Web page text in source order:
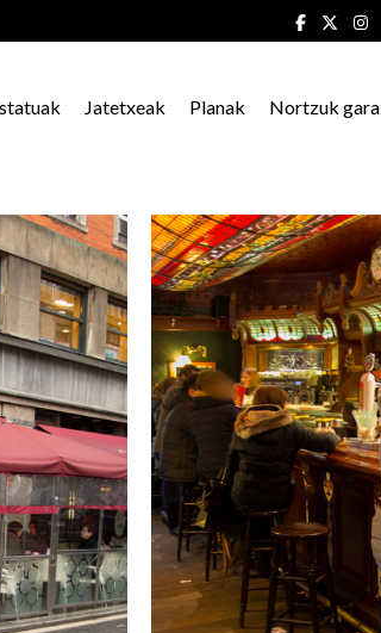
Jatetxeak Planak Nortzuk gara